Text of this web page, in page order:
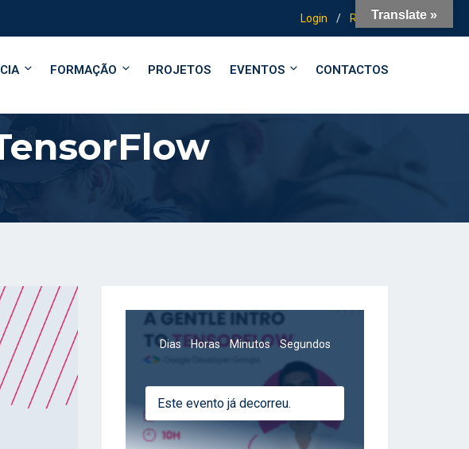
Login / Registo
FORMAÇÃO PROJETOS EVENTOS CONTACTOS
Dias Horas Minutos Segundos
Este evento já decorreu.
Translate »